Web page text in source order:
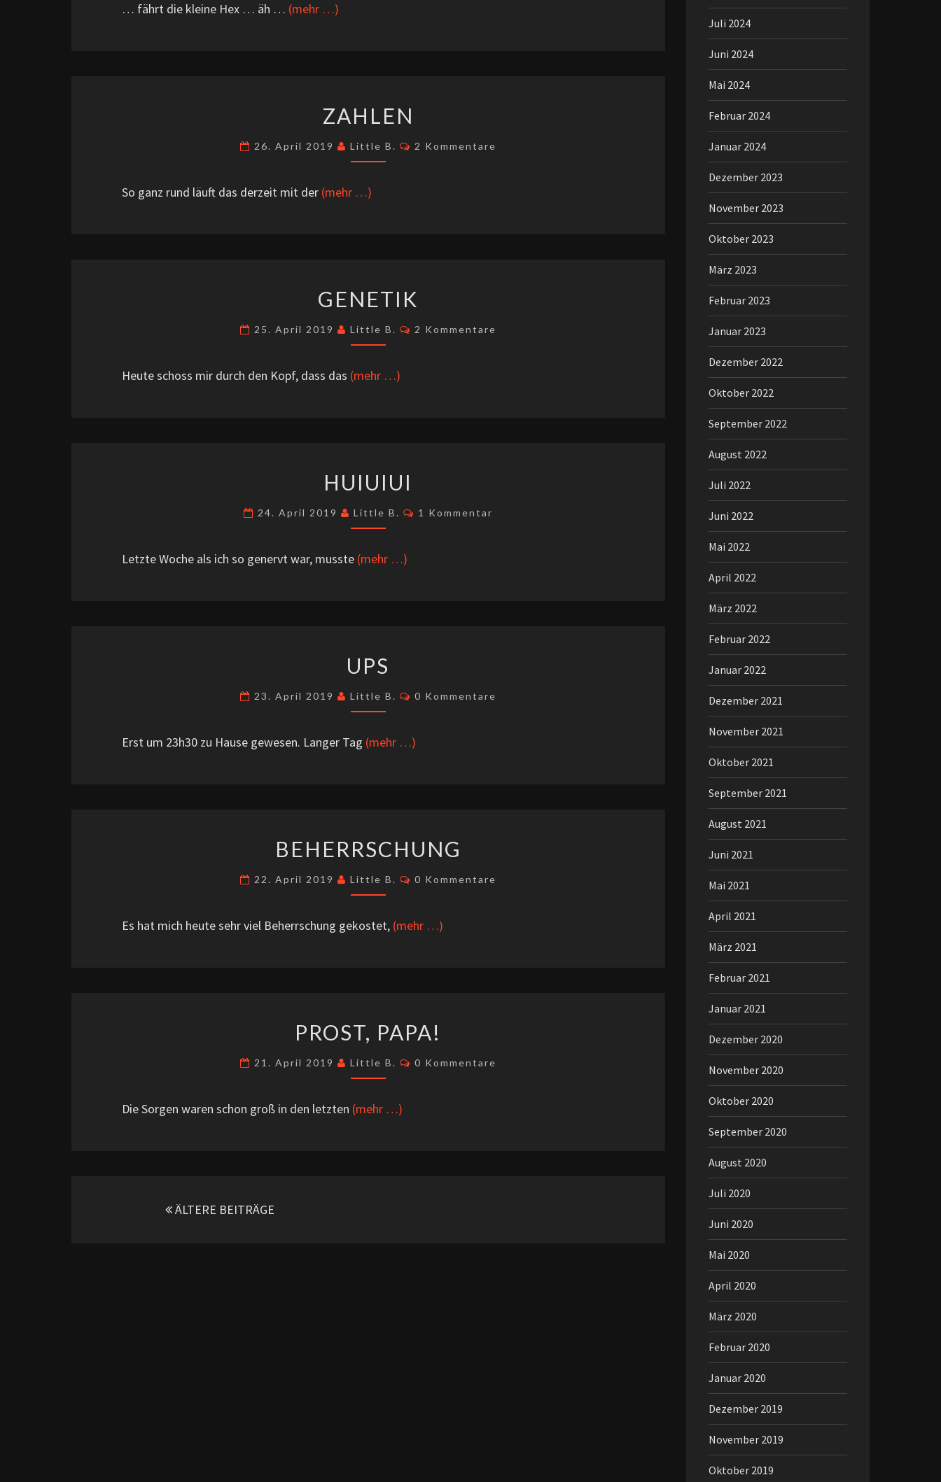
… fährt die kleine Hex … äh … (mehr …)
ZAHLEN
26. April 2019 Little B. Kommentare
2 Kommentare
So ganz rund läuft das derzeit mit der (mehr …)
GENETIK
25. April 2019 Little B. Kommentare
2 Kommentare
Heute schoss mir durch den Kopf, dass das (mehr …)
HUIUIUI
24. April 2019 Little B. Kommentare
1 Kommentar
Letzte Woche als ich so genervt war, musste (mehr …)
UPS
23. April 2019 Little B. Kommentare
0 Kommentare
Erst um 23h30 zu Hause gewesen. Langer Tag (mehr …)
BEHERRSCHUNG
22. April 2019 Little B. Kommentare
0 Kommentare
Es hat mich heute sehr viel Beherrschung gekostet, (mehr …)
PAPA!
PROST, PAPA!
21. April 2019 Little B. Kommentare
0 Kommentare
Die Sorgen waren schon groß in den letzten (mehr …)
ÄLTERE BEITRÄGE
Juli 2024
Juni 2024
Mai 2024
Februar 2024
Januar 2024
Dezember 2023
November 2023
Oktober 2023
März 2023
Februar 2023
Januar 2023
Dezember 2022
Oktober 2022
September 2022
August 2022
Juli 2022
Juni 2022
Mai 2022
April 2022
März 2022
Februar 2022
Januar 2022
Dezember 2021
November 2021
Oktober 2021
September 2021
August 2021
Juni 2021
Mai 2021
April 2021
März 2021
Februar 2021
Januar 2021
Dezember 2020
November 2020
Oktober 2020
September 2020
August 2020
Juli 2020
Juni 2020
Mai 2020
April 2020
März 2020
Februar 2020
Januar 2020
Dezember 2019
November 2019
Oktober 2019